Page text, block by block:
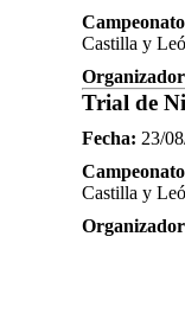
Castilla y
Trial de
Fecha: 23/
Castilla y